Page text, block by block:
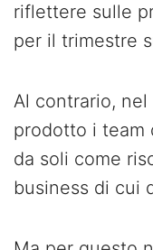
riflettere sulle
per il trimestre
Al contrario,
prodotto i team
da soli come
business di cui